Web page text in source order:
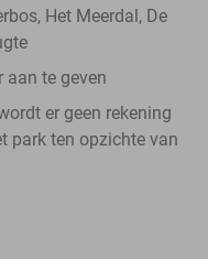
Het Meerdal, De
aan te geven
er geen rekening
park ten opzichte van